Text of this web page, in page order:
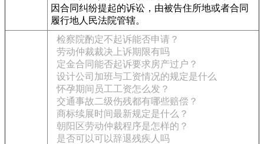
因合同纠纷提起的诉讼，由被告住所地或者合同
履行地人民法院管辖。
检察院酌定不起诉能否申请？
劳动仲裁裁决上诉期限有吗
定金合同能否起诉要求房产过户？
设计公司加班与工资情况的规定是什么
怀孕期间员工工资怎么发？
交通事故二级伤残都有哪些赔偿？
商标续展时间最新规定是什么？
朝阳区劳动仲裁程序是怎样的？
是否可以可以辞退残疾人吗